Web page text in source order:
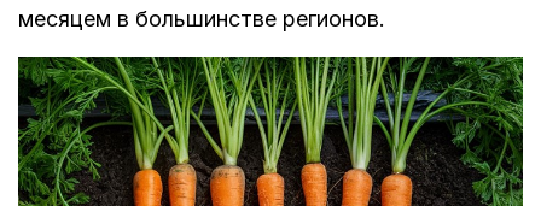
месяцем в большинстве регионов.